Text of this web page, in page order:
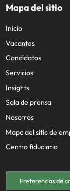
Mapa del sitio
Inicio
Vacantes
Candidatos
Servicios
Insights
Sala de prensa
Nosotros
Mapa del sitio de
Centro fiduciario
Preferencias de